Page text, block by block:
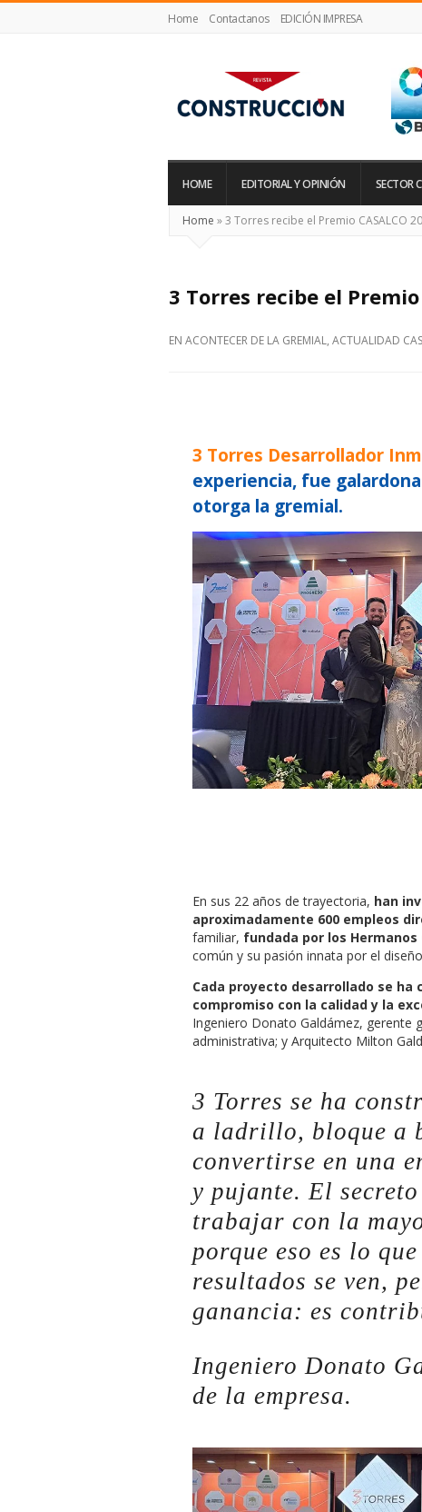
Home Contactanos EDICIÓN IMPRESA
Construcción
HOME EDITORIAL Y OPINIÓN SECTOR
Home »3 Torres recibe el Premio CASALCO
3 Torres recibe el Premio
EN ACONTECER DE LA GREMIAL, ACTUALIDAD
3 Torres Desarrollador
experiencia, fue
otorga la gremial.
En sus 22 años de trayectoria, han
aproximadamente 600 empleos
familiar, fundada por los Hermanos
común y su pasión innata por el
Cada proyecto desarrollado se
compromiso con la calidad y la
Ingeniero Donato Galdámez, gerente
administrativa; y Arquitecto Milton
3 Torres se ha
a ladrillo, bloque a
convertirse en una
y pujante. El
trabajar con la
porque eso es lo
resultados se ven,
ganancia: es
Ingeniero Donato
de la empresa.